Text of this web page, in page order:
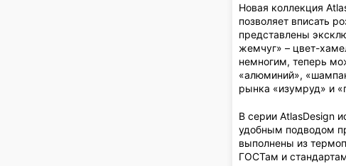
Новая коллекция
позволяет вписать
представлены
жемчуг» – цвет-
немногим, теперь
«алюминий»,
рынка «изумруд» и
В серии AtlasDesign
удобным подводом
выполнены из
ГОСТам и